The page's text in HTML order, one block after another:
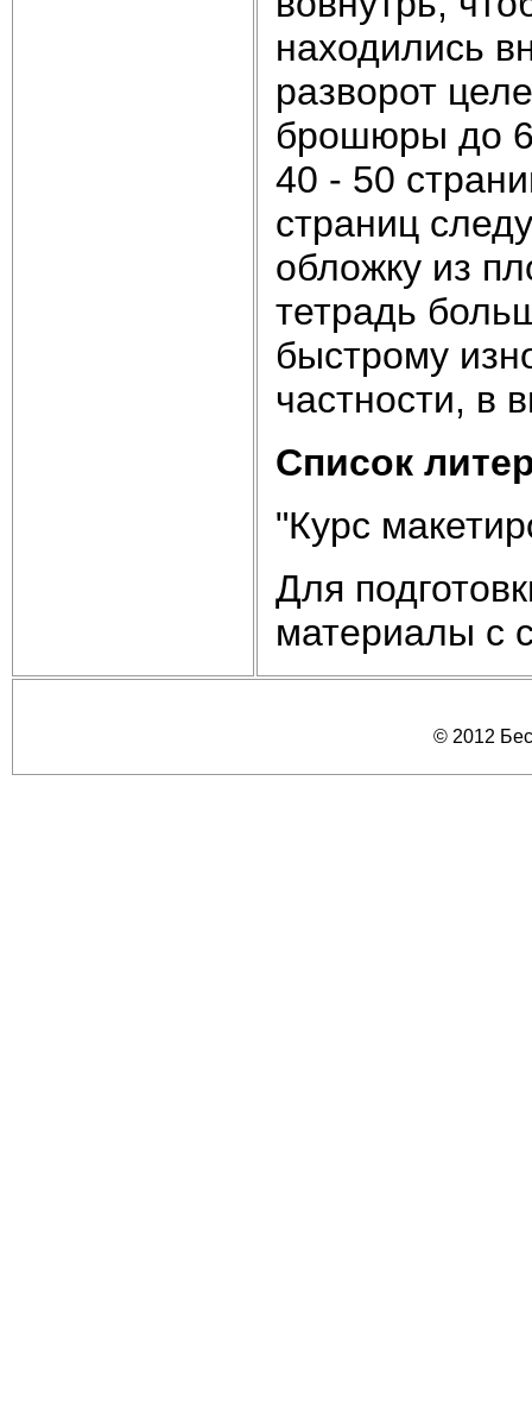
находились
разворот
брошюры до
40 - 50
страниц
обложку из
тетрадь
быстрому
частности, в
Список
"Курс
Для
материалы с
© 2012